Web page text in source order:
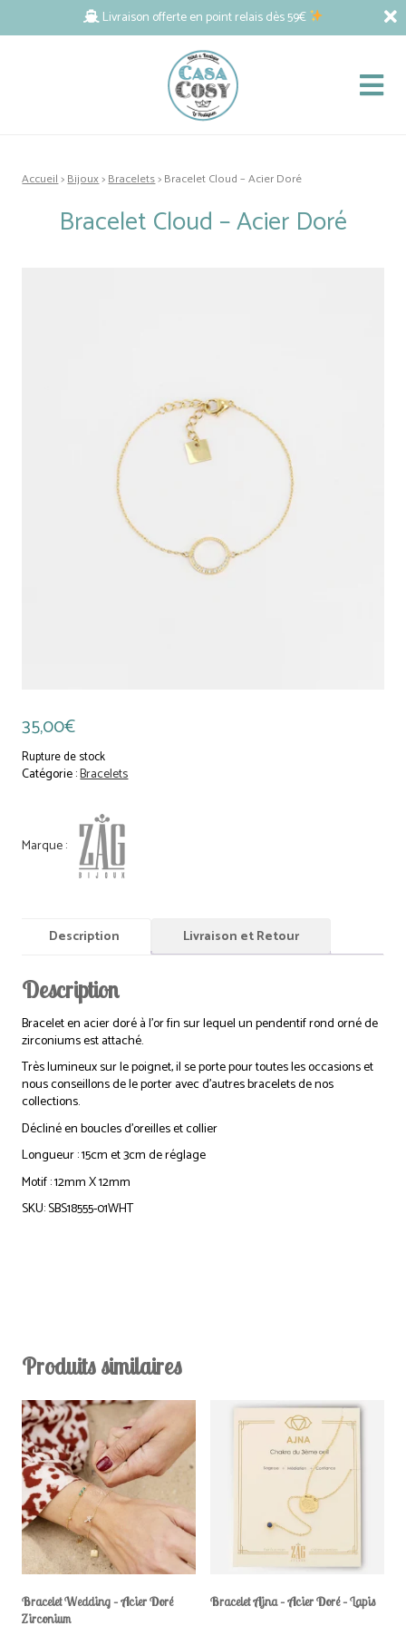
Livraison offerte en point relais dès 59€
Accueil>Bijoux>Bracelets> Bracelet Cloud – Acier Doré
Bracelet Cloud – Acier Doré
35,00€
Rupture de stock
Catégorie :Bracelets
Description Livraison et Retour
Description
Bracelet en acier doré à l’or fin sur lequel un pendentif rond orné de
zirconiums est attaché.
Très lumineux sur le poignet, il se porte pour toutes les occasions et
nous conseillons de le porter avec d’autres bracelets de nos
collections.
Décliné en boucles d’oreilles et collier
Longueur : 15cm et 3cm de réglage
Motif : 12mm X 12mm
SKU: SBS18555-01WHT
Produits similaires
Bracelet Wedding – Acier Doré
Zirconium
Bracelet Ajna – Acier Doré – Lapis